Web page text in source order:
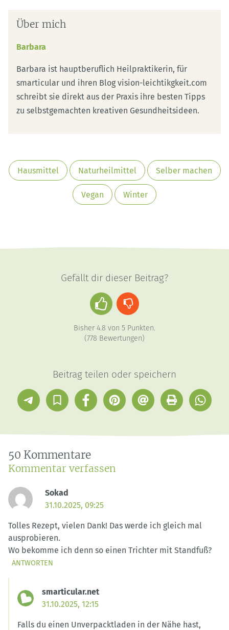
Über mich
Barbara
Barbara ist hauptberuflich Heilpraktikerin, für
smarticular und ihren Blog vision-leichtikgkeit.com
schreibt sie direkt aus der Praxis ihre besten Tipps
zu selbstgemachten kreativen Gesundheitsideen.
Hausmittel Naturheilmittel Selber machen
Vegan Winter
Gefällt dir dieser Beitrag?
Daumen
hoch
Daumen
Bisher 4.8 von 5 Punkten.
(778 Bewertungen)
Beitrag teilen oder speichern
TelegramIn
Sammlung
FacebookPinterestE-
Mail
Drucken
50 Kommentare
Kommentar verfassen
Sokad
31.10.2025, 09:25
Tolles Rezept, vielen Dank! Das werde ich gleich mal
ausprobieren.
Wo bekomme ich denn so einen Trichter mit Standfuß?
ANTWORTEN
smarticular.net
31.10.2025, 12:15
Falls du einen Unverpacktladen in der Nähe hast,